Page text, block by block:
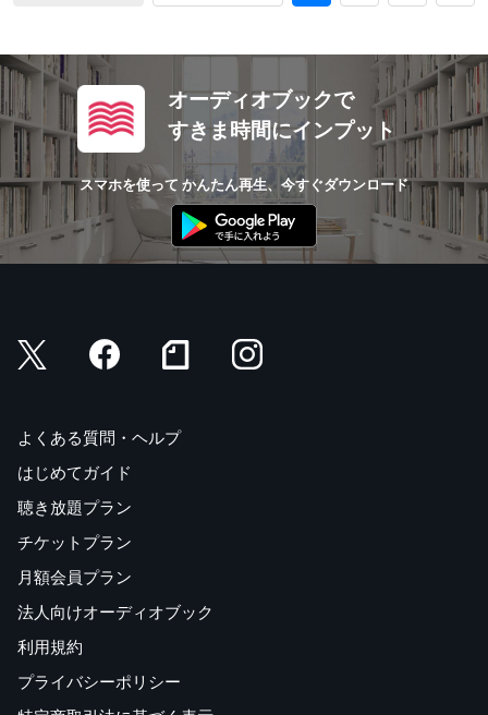
オーディオブックで
すきま時間にインプット
スマホを使って かんたん再生、今すぐダウンロード
よくある質問・ヘルプ
はじめてガイド
聴き放題プラン
チケットプラン
月額会員プラン
法人向けオーディオブック
利用規約
プライバシーポリシー